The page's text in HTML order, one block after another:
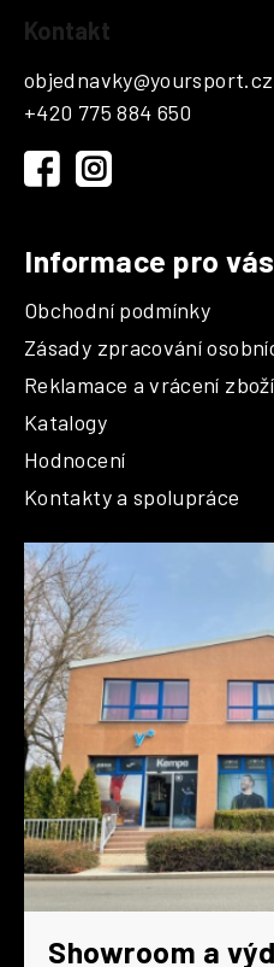
Kontakt
objednavky@yoursport.cz
+420 775 884 650
Informace pro vás
Obchodní podmínky
Zásady zpracování
Reklamace a vrácení zboží
Katalogy
Hodnocení
Kontakty a spolupráce
Showroom a